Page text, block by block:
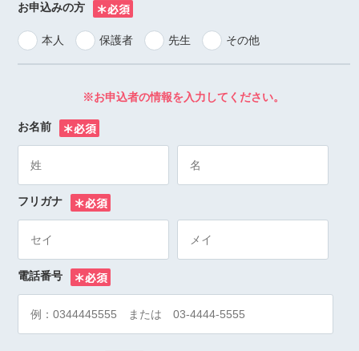
お申込みの方
本人 保護者 先生 その他
※お申込者の情報を入力してください。
お名前
フリガナ
電話番号